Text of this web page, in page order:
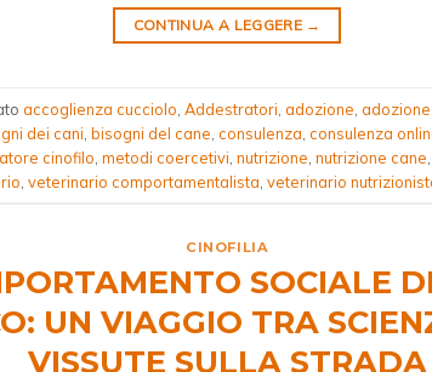
CONTINUA A LEGGERE →
accoglienza cucciolo Addestratori adozione
dei cani bisogni del cane consulenza consulenza
cinofilo metodi coercetivi nutrizione nutrizione cane
veterinario comportamentalista veterinario
CINOFILIA
SOCIALE
UN VIAGGIO TRA
VISSUTE SULLA STRADA